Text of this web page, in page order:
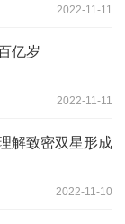
2022-11-11
亿岁
2022-11-11
解致密双星形成
2022-11-10